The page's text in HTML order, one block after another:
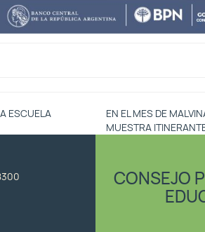
ESCUELA
EN EL MES DE
MUESTRA
CONSEJO